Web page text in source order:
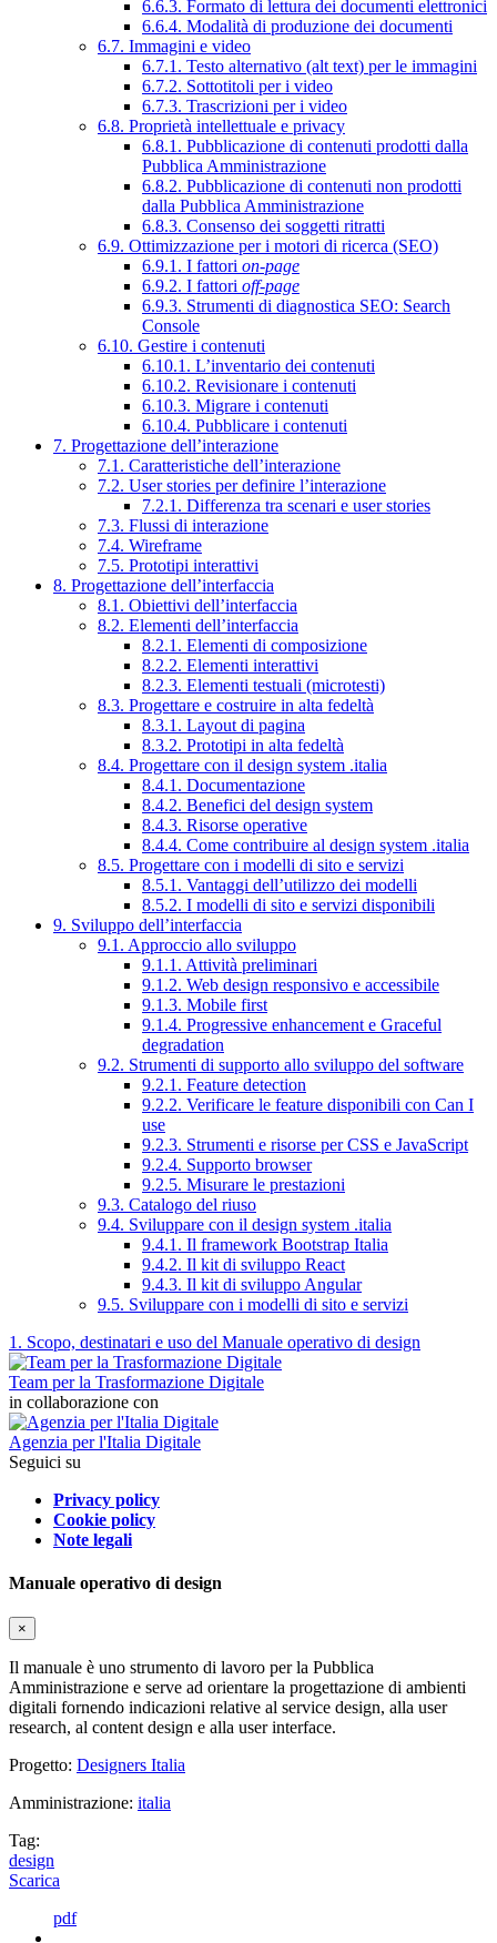
6.6.3. Formato di lettura dei documenti elettronici
6.6.4. Modalità di produzione dei documenti
6.7. Immagini e video
6.7.1. Testo alternativo (alt text) per le immagini
6.7.2. Sottotitoli per i video
6.7.3. Trascrizioni per i video
6.8. Proprietà intellettuale e privacy
6.8.1. Pubblicazione di contenuti prodotti dalla
Pubblica Amministrazione
6.8.2. Pubblicazione di contenuti non prodotti
dalla Pubblica Amministrazione
6.8.3. Consenso dei soggetti ritratti
6.9. Ottimizzazione per i motori di ricerca (SEO)
6.9.1. I fattori on-page
6.9.2. I fattori off-page
6.9.3. Strumenti di diagnostica SEO: Search
Console
6.10. Gestire i contenuti
6.10.1. L’inventario dei contenuti
6.10.2. Revisionare i contenuti
6.10.3. Migrare i contenuti
6.10.4. Pubblicare i contenuti
7. Progettazione dell’interazione
7.1. Caratteristiche dell’interazione
7.2. User stories per definire l’interazione
7.2.1. Differenza tra scenari e user stories
7.3. Flussi di interazione
7.4. Wireframe
7.5. Prototipi interattivi
8. Progettazione dell’interfaccia
8.1. Obiettivi dell’interfaccia
8.2. Elementi dell’interfaccia
8.2.1. Elementi di composizione
8.2.2. Elementi interattivi
8.2.3. Elementi testuali (microtesti)
8.3. Progettare e costruire in alta fedeltà
8.3.1. Layout di pagina
8.3.2. Prototipi in alta fedeltà
8.4. Progettare con il design system .italia
8.4.1. Documentazione
8.4.2. Benefici del design system
8.4.3. Risorse operative
8.4.4. Come contribuire al design system .italia
8.5. Progettare con i modelli di sito e servizi
8.5.1. Vantaggi dell’utilizzo dei modelli
8.5.2. I modelli di sito e servizi disponibili
9. Sviluppo dell’interfaccia
9.1. Approccio allo sviluppo
9.1.1. Attività preliminari
9.1.2. Web design responsivo e accessibile
9.1.3. Mobile first
9.1.4. Progressive enhancement e Graceful
degradation
9.2. Strumenti di supporto allo sviluppo del software
9.2.1. Feature detection
9.2.2. Verificare le feature disponibili con Can I
use
9.2.3. Strumenti e risorse per CSS e JavaScript
9.2.4. Supporto browser
9.2.5. Misurare le prestazioni
9.3. Catalogo del riuso
9.4. Sviluppare con il design system .italia
9.4.1. Il framework Bootstrap Italia
9.4.2. Il kit di sviluppo React
9.4.3. Il kit di sviluppo Angular
9.5. Sviluppare con i modelli di sito e servizi
1. Scopo, destinatari e uso del Manuale operativo di design
Team per la Trasformazione Digitale
in collaborazione con
Agenzia per l'Italia Digitale
Seguici su
Privacy policy
Cookie policy
Note legali
Manuale operativo di design
×
Il manuale è uno strumento di lavoro per la Pubblica
Amministrazione e serve ad orientare la progettazione di ambienti
digitali fornendo indicazioni relative al service design, alla user
research, al content design e alla user interface.
Progetto: Designers Italia
Amministrazione: italia
Tag:
design
Scarica
pdf